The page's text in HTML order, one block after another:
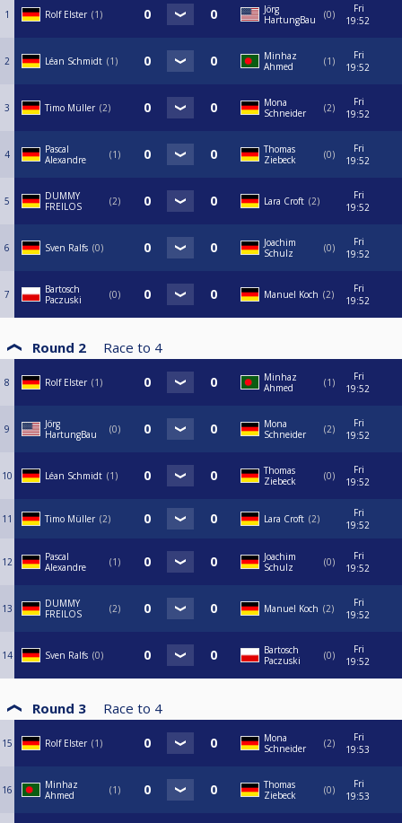
1 Rolf Elster 1
Jörg
HartungBau
0
Fri
19:52
2 Léan Schmidt 1
Minhaz
Ahmed
1
Fri
19:52
3 Timo Müller 2
Mona
Schneider
2
Fri
19:52
4
Pascal
Alexandre
1
Thomas
Ziebeck
0
Fri
19:52
5
DUMMY
FREILOS
2 Lara Croft 2
Fri
19:52
6 Sven Ralfs 0
Joachim
Schulz
0
Fri
19:52
7
Bartosch
Paczuski
0 Manuel Koch 2
Fri
19:52
Round 2 Race to 4
8 Rolf Elster 1
Minhaz
Ahmed
1
Fri
19:52
9
Jörg
HartungBau
0
Mona
Schneider
2
Fri
19:52
10 Léan Schmidt 1
Thomas
Ziebeck
0
Fri
19:52
11 Timo Müller 2 Lara Croft 2
Fri
19:52
12
Pascal
Alexandre
1
Joachim
Schulz
0
Fri
19:52
13
DUMMY
FREILOS
2 Manuel Koch 2
Fri
19:52
14 Sven Ralfs 0
Bartosch
Paczuski
0
Fri
19:52
Round 3 Race to 4
15 Rolf Elster 1
Mona
Schneider
2
Fri
19:53
16
Minhaz
Ahmed
1
Thomas
Ziebeck
0
Fri
19:53